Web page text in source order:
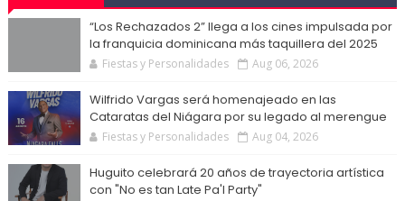
“Los Rechazados 2” llega a los cines impulsada por
la franquicia dominicana más taquillera del 2025
Fiestas y Personalidades Aug 06, 2026
Wilfrido Vargas será homenajeado en las
Cataratas del Niágara por su legado al merengue
Fiestas y Personalidades Aug 04, 2026
Huguito celebrará 20 años de trayectoria artística
con "No es tan Late Pa'l Party"